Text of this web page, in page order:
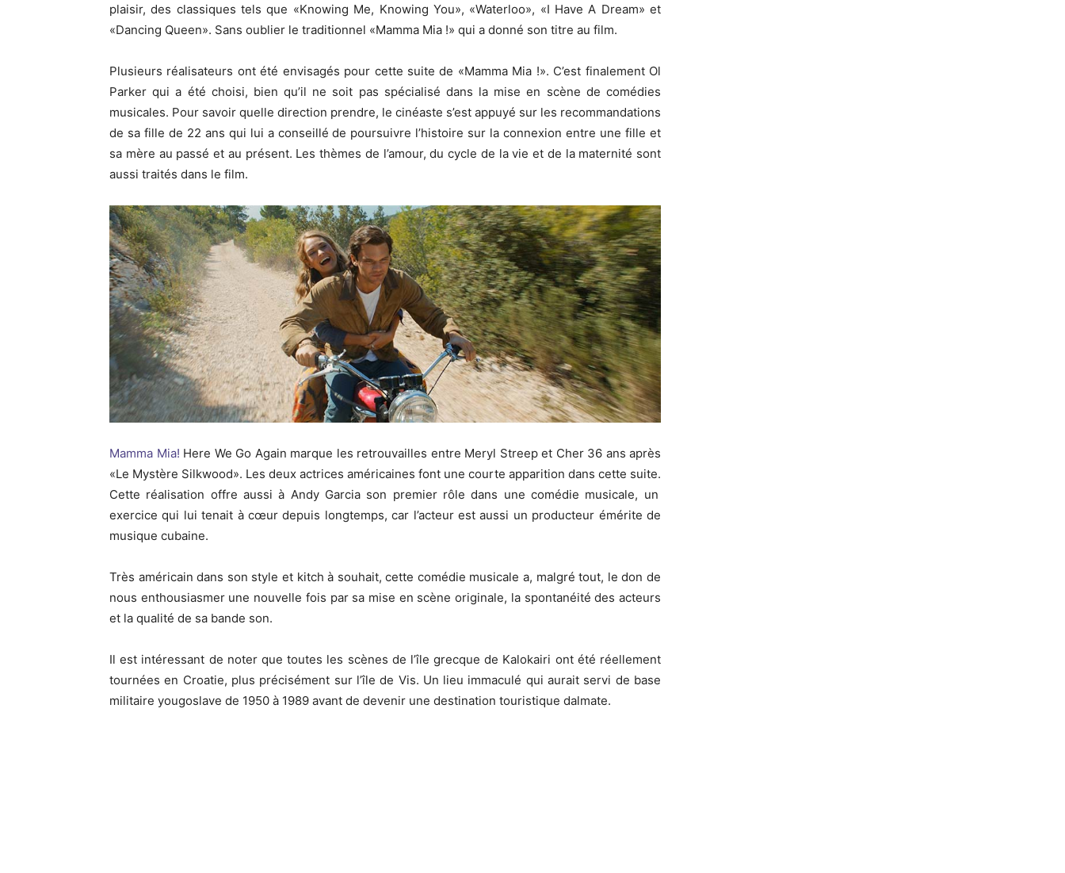
plaisir, des classiques tels que «Knowing Me, Knowing You», «Waterloo», «I Have A Dream» et
«Dancing Queen». Sans oublier le traditionnel «Mamma Mia !» qui a donné son titre au film.
Plusieurs réalisateurs ont été envisagés pour cette suite de «MammaMia !». C’est finalement Ol
Parker qui a été choisi, bien qu’il ne soit pas spécialisé dans la mise en scène de comédies
musicales. Pour savoir quelle direction prendre, le cinéaste s’est appuyé sur les recommandations
de sa fille de 22 ans qui lui a conseillé de poursuivre l’histoire sur la connexion entre une fille et
sa mère au passé et au présent. Les thèmes de l’amour, du cycle de la vie et de la maternité sont
aussi traités dans le film.
Mamma Mia! Here We Go Again marque les retrouvailles entre Meryl Streep et Cher 36 ans après
«Le Mystère Silkwood». Les deux actrices américaines font une courte apparition dans cette suite.
Cette réalisation offre aussi à Andy Garcia son premier rôle dans une comédie musicale, un
exercice qui lui tenait à cœur depuis longtemps, car l’acteur est aussi un producteur émérite de
musique cubaine.
Très américain dans son style et kitch à souhait, cette comédie musicale a, malgré tout, le don de
nous enthousiasmer une nouvelle fois par sa mise en scène originale, la spontanéité des acteurs
et la qualité de sa bande son.
Il est intéressant de noter que toutes les scènes de l’île grecque de Kalokairi ont été réellement
tournées en Croatie, plus précisément sur l’île de Vis. Un lieu immaculé qui aurait servi de base
militaire yougoslave de 1950 à 1989 avant de devenir une destination touristique dalmate.